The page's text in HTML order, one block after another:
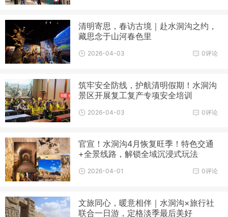
清明寄思，春访古境｜赴水洞沟之约，
藏思念于山河春色里
0评论
2026-04-03
筑牢安全防线，护航清明假期！水洞沟
景区开展复工复产专项安全培训
0评论
2026-04-03
官宣！水洞沟4月恢复旺季！特色交通
+全景线路，解锁全域沉浸式玩法
0评论
2026-04-01
文旅同心，暖意相伴｜水洞沟×旅行社
联合一日游，定格淡季最后美好